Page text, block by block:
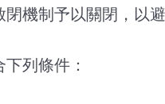
機制予以關閉，以
列條件：